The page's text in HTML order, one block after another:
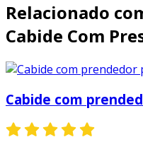
lojas de acessórios:
menores podem ser
esses itens fiquem
exposições e
leveza e estética,
Relacionado
Cabide Com
Cabide com